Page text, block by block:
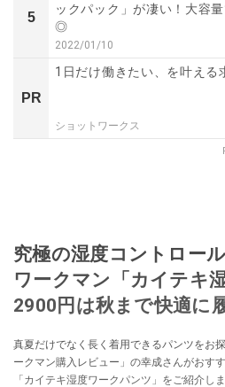
5
ックパック」が凄い！大容
◎
2022/01/10
PR
1日だけ働きたい、を叶える
ショットワークス
究極の湿度コントロー
ワークマン「カイテキ
2900円は秋まで快適に
真夏だけでなく長く着用できるパンツをお
ークマン購入レビュー」の幸成さんがおす
「カイテキ湿度ワークパンツ」をご紹介しま